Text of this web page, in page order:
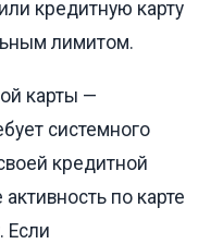
кредитную карту
лимитом.
карты —
системного
кредитной
по карте
Если